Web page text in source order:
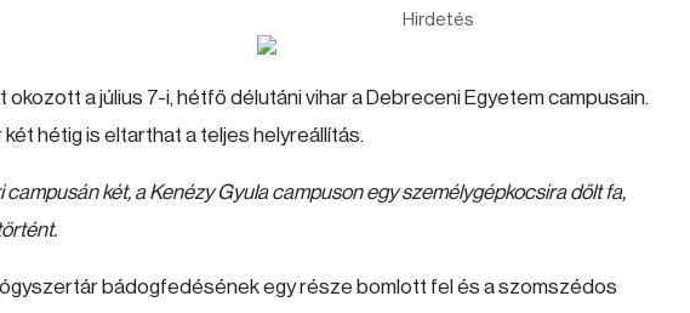
Hirdetés
a július 7-i, hétfő délutáni vihar a Debreceni Egyetem campusain.
hétig is eltarthat a teljes helyreállítás.
két, a Kenézy Gyula campuson egy személygépkocsira dőlt fa,
bádogfedésének egy része bomlott fel és a szomszédos